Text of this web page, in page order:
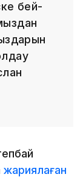
бей-
жариялаған